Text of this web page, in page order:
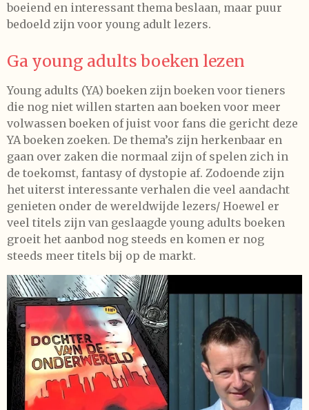
boeiend en interessant thema beslaan, maar puur
bedoeld zijn voor young adult lezers.
Ga young adults boeken lezen
Young adults (YA) boeken zijn boeken voor tieners
die nog niet willen starten aan boeken voor meer
volwassen boeken of juist voor fans die gericht deze
YA boeken zoeken. De thema’s zijn herkenbaar en
gaan over zaken die normaal zijn of spelen zich in
de toekomst, fantasy of dystopie af. Zodoende zijn
het uiterst interessante verhalen die veel aandacht
genieten onder de wereldwijde lezers/ Hoewel er
veel titels zijn van geslaagde young adults boeken
groeit het aanbod nog steeds en komen er nog
steeds meer titels bij op de markt.